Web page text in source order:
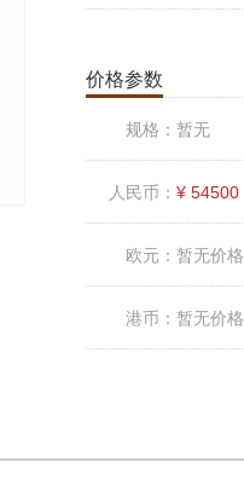
价格参数
规格： 暂无
人民币： ¥ 54500
欧元： 暂无价格
港币： 暂无价格